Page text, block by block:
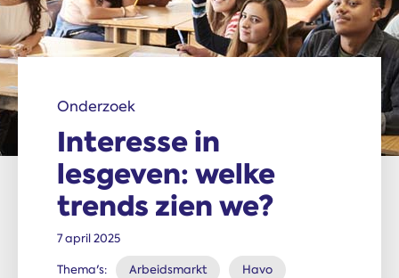
Onderzoek
Interesse in
lesgeven: welke
trends zien we?
7 april 2025
Thema's: Arbeidsmarkt Havo